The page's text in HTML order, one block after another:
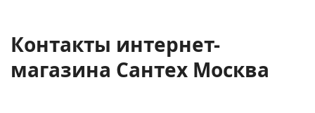
Контакты интернет-
магазина Сантех Москва